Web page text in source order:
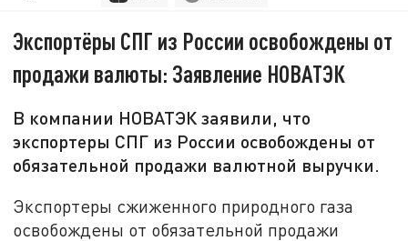
Экспортёры СПГ из России освобождены от
продажи валюты: Заявление НОВАТЭК
В компании НОВАТЭК заявили, что
экспортеры СПГ из России освобождены от
обязательной продажи валютной выручки.
Экспортеры сжиженного природного газа
освобождены от обязательной продажи